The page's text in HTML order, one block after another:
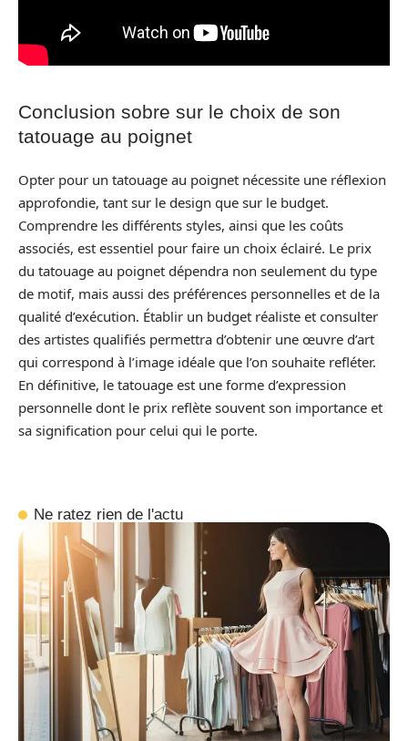
Conclusion sobre sur le choix de son
tatouage au poignet
Opter pour un tatouage au poignet nécessite une réflexion
approfondie, tant sur le design que sur le budget.
Comprendre les différents styles, ainsi que les coûts
associés, est essentiel pour faire un choix éclairé. Le prix
du tatouage au poignet dépendra non seulement du type
de motif, mais aussi des préférences personnelles et de la
qualité d’exécution. Établir un budget réaliste et consulter
des artistes qualifiés permettra d’obtenir une œuvre d’art
qui correspond à l’image idéale que l’on souhaite refléter.
En définitive, le tatouage est une forme d’expression
personnelle dont le prix reflète souvent son importance et
sa signification pour celui qui le porte.
Ne ratez rien de l'actu